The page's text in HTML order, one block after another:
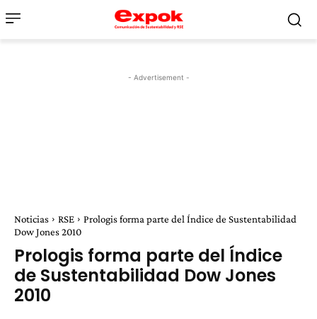
- Advertisement -
Noticias RSE
Prologis forma parte del Índice de Sustentabilidad
Dow Jones 2010
Prologis forma parte del Índice
de Sustentabilidad Dow Jones
2010